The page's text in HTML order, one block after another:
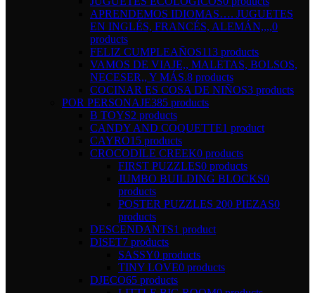
APRENDEMOS IDIOMAS…. JUGUETES
EN INGLÉS, FRANCÉS, ALEMÁN,,,,0
products
FELIZ CUMPLEAÑOS113 products
VAMOS DE VIAJE,, MALETAS, BOLSOS,
NECESER,, Y MÁS.8 products
COCINAR ES COSA DE NIÑOS3 products
POR PERSONAJE385 products
B TOYS2 products
CANDY AND COQUETTE1 product
CAYRO15 products
CROCODILE CREEK0 products
FIRST PUZZLES0 products
JUMBO BUILDING BLOCKS0
products
POSTER PUZZLES 200 PIEZAS0
products
DESCENDANTS1 product
DISET7 products
SASSY0 products
TINY LOVE0 products
DJECO65 products